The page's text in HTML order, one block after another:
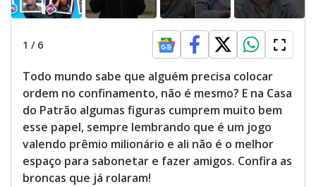
1 / 6
Todo mundo sabe que alguém precisa colocar
ordem no confinamento, não é mesmo? E na Casa
do Patrão algumas figuras cumprem muito bem
esse papel, sempre lembrando que é um jogo
valendo prêmio milionário e ali não é o melhor
espaço para sabonetar e fazer amigos. Confira as
broncas que já rolaram!